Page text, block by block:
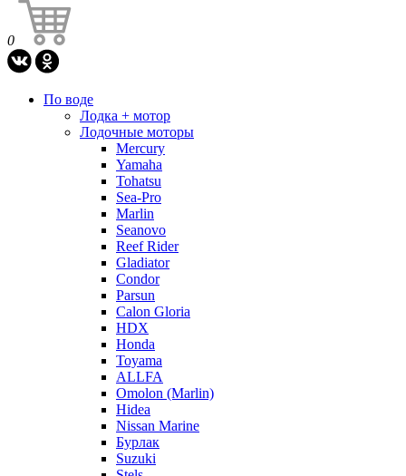
0
По воде
Лодка + мотор
Лодочные моторы
Mercury
Yamaha
Tohatsu
Sea-Pro
Marlin
Seanovo
Reef Rider
Gladiator
Condor
Parsun
Calon Gloria
HDX
Honda
Toyama
ALLFA
Omolon (Marlin)
Hidea
Nissan Marine
Бурлак
Suzuki